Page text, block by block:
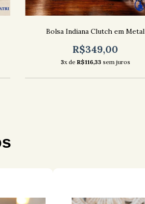
Bolsa Indiana Clutch em Metal
R$349,00
3x de R$116,33 sem juros